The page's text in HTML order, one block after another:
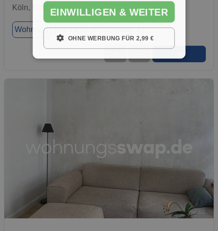
Köln, 50674
Wohnung ca. 74,00 m² Zimmer 3
1 / 15
EINWILLIGEN & WEITER
OHNE WERBUNG FÜR 2,99 €